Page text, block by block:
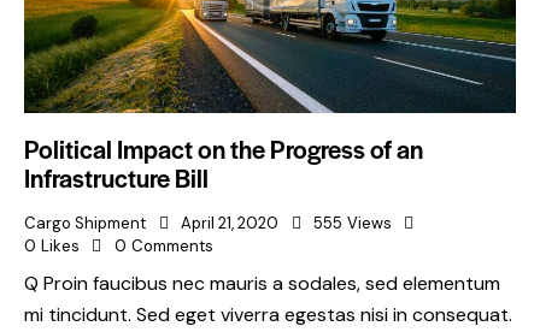
Political Impact on the Progress of an
Infrastructure Bill
Cargo Shipment April 21, 2020 555 Views
0 Likes 0 Comments
Q Proin faucibus nec mauris a sodales, sed elementum
mi tincidunt. Sed eget viverra egestas nisi in consequat.